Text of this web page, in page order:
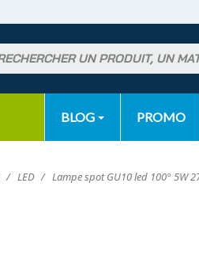
BLOG PROMO
LED Lampe spot GU10 led 100° 5W